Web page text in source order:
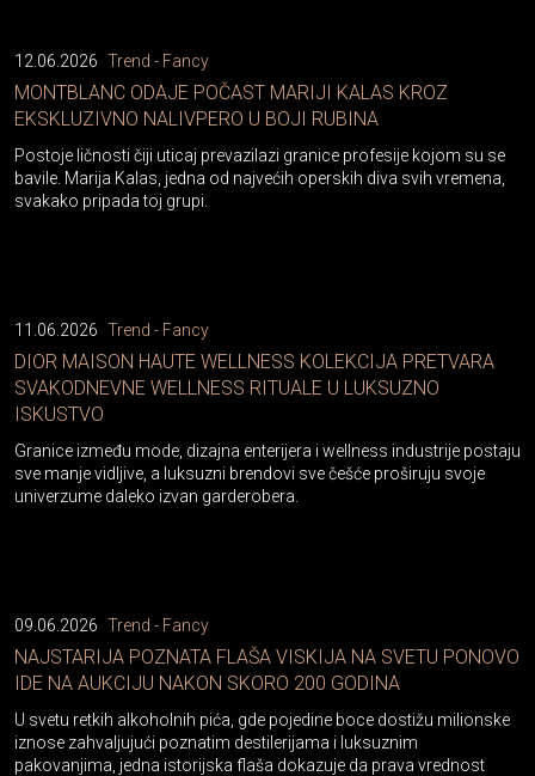
12.06.2026 Trend - Fancy
MONTBLANC ODAJE POČAST MARIJI KALAS KROZ
EKSKLUZIVNO NALIVPERO U BOJI RUBINA
Postoje ličnosti čiji uticaj prevazilazi granice profesije kojom su se
bavile. Marija Kalas, jedna od najvećih operskih diva svih vremena,
svakako pripada toj grupi.
11.06.2026 Trend - Fancy
DIOR MAISON HAUTE WELLNESS KOLEKCIJA PRETVARA
SVAKODNEVNE WELLNESS RITUALE U LUKSUZNO
ISKUSTVO
Granice između mode, dizajna enterijera i wellness industrije postaju
sve manje vidljive, a luksuzni brendovi sve češće proširuju svoje
univerzume daleko izvan garderobera.
09.06.2026 Trend - Fancy
NAJSTARIJA POZNATA FLAŠA VISKIJA NA SVETU PONOVO
IDE NA AUKCIJU NAKON SKORO 200 GODINA
U svetu retkih alkoholnih pića, gde pojedine boce dostižu milionske
iznose zahvaljujući poznatim destilerijama i luksuznim
pakovanjima, jedna istorijska flaša dokazuje da prava vrednost